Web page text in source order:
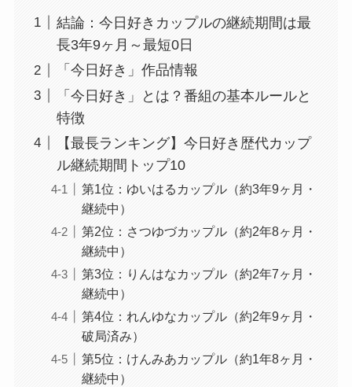
結論：今日好きカップルの継続期間は最
長3年9ヶ月～最短0日
「今日好き」作品情報
「今日好き」とは？番組の基本ルールと
特徴
【最長ランキング】今日好き歴代カップ
ル継続期間トップ10
第1位：ゆいはるカップル（約3年9ヶ月・
継続中）
第2位：さつゆづカップル（約2年8ヶ月・
継続中）
第3位：りんはなカップル（約2年7ヶ月・
継続中）
第4位：れんゆなカップル（約2年9ヶ月・
破局済み）
第5位：けんみあカップル（約1年8ヶ月・
継続中）